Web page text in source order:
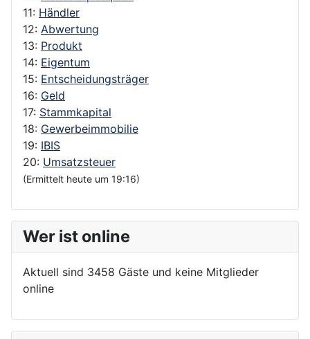
11: Händler
12: Abwertung
13: Produkt
14: Eigentum
15: Entscheidungsträger
16: Geld
17: Stammkapital
18: Gewerbeimmobilie
19: IBIS
20: Umsatzsteuer
(Ermittelt heute um 19:16)
Wer ist online
Aktuell sind 3458 Gäste und keine Mitglieder
online